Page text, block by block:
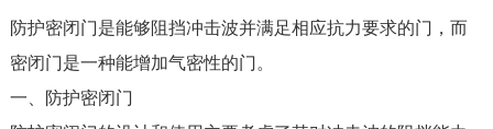
防护密闭门是能够阻挡冲击波并满足相应抗力要求的门，而
密闭门是一种能增加气密性的门。
一、防护密闭门